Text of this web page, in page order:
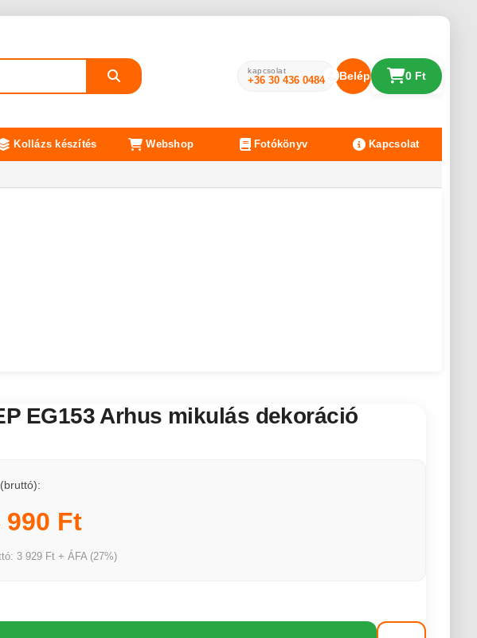
kapcsolat
+36 30 436 0484 Belépés 0 Ft
Kollázs készítés Webshop Fotókönyv Kapcsolat
EG153 Arhus mikulás dekoráció
990 Ft
3 929 Ft + ÁFA (27%)